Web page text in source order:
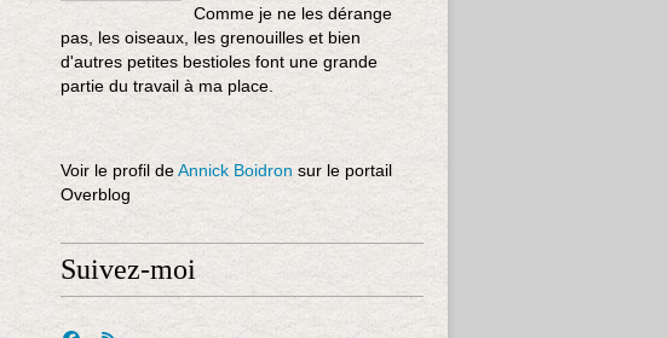
Comme je ne les dérange
pas, les oiseaux, les grenouilles et bien
d'autres petites bestioles font une grande
partie du travail à ma place.
Voir le profil deAnnick Boidron sur le portail
Overblog
Suivez-moi